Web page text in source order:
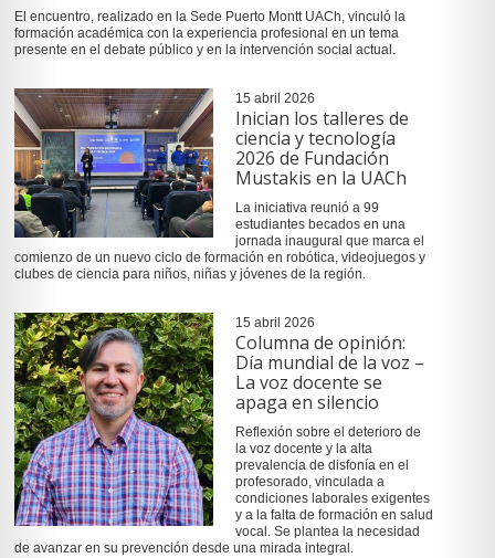
El encuentro, realizado en la Sede Puerto Montt UACh, vinculó la
formación académica con la experiencia profesional en un tema
presente en el debate público y en la intervención social actual.
15 abril 2026
Inician los talleres de
ciencia y tecnología
2026 de Fundación
Mustakis en la UACh
La iniciativa reunió a 99
estudiantes becados en una
jornada inaugural que marca el
comienzo de un nuevo ciclo de formación en robótica, videojuegos y
clubes de ciencia para niños, niñas y jóvenes de la región.
15 abril 2026
Columna de opinión:
Día mundial de la voz –
La voz docente se
apaga en silencio
Reflexión sobre el deterioro de
la voz docente y la alta
prevalencia de disfonía en el
profesorado, vinculada a
condiciones laborales exigentes
y a la falta de formación en salud
vocal. Se plantea la necesidad
de avanzar en su prevención desde una mirada integral.